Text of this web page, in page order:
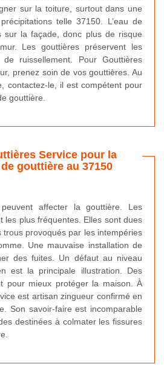
sur la toiture, surtout dans une
telle 37150. L’eau de
sur la façade, donc plus de risque
Les gouttières préservent les
ruissellement. Pour Gouttières
prenez soin de vos gouttières. Au
contactez-le, il est compétent pour
gouttière.
Service pour la
gouttière au 37150
peuvent affecter la gouttière. Les
les plus fréquentes. Elles sont dues
provoqués par les intempéries
Une mauvaise installation de
des fuites. Un défaut au niveau
est la principale illustration. Des
pour mieux protéger la maison. À
est artisan zingueur confirmé en
Son savoir-faire est incomparable
destinées à colmater les fissures